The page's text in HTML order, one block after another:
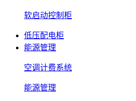
软启动控制柜
低压配电柜
能源管理
空调计费系统
能源管理